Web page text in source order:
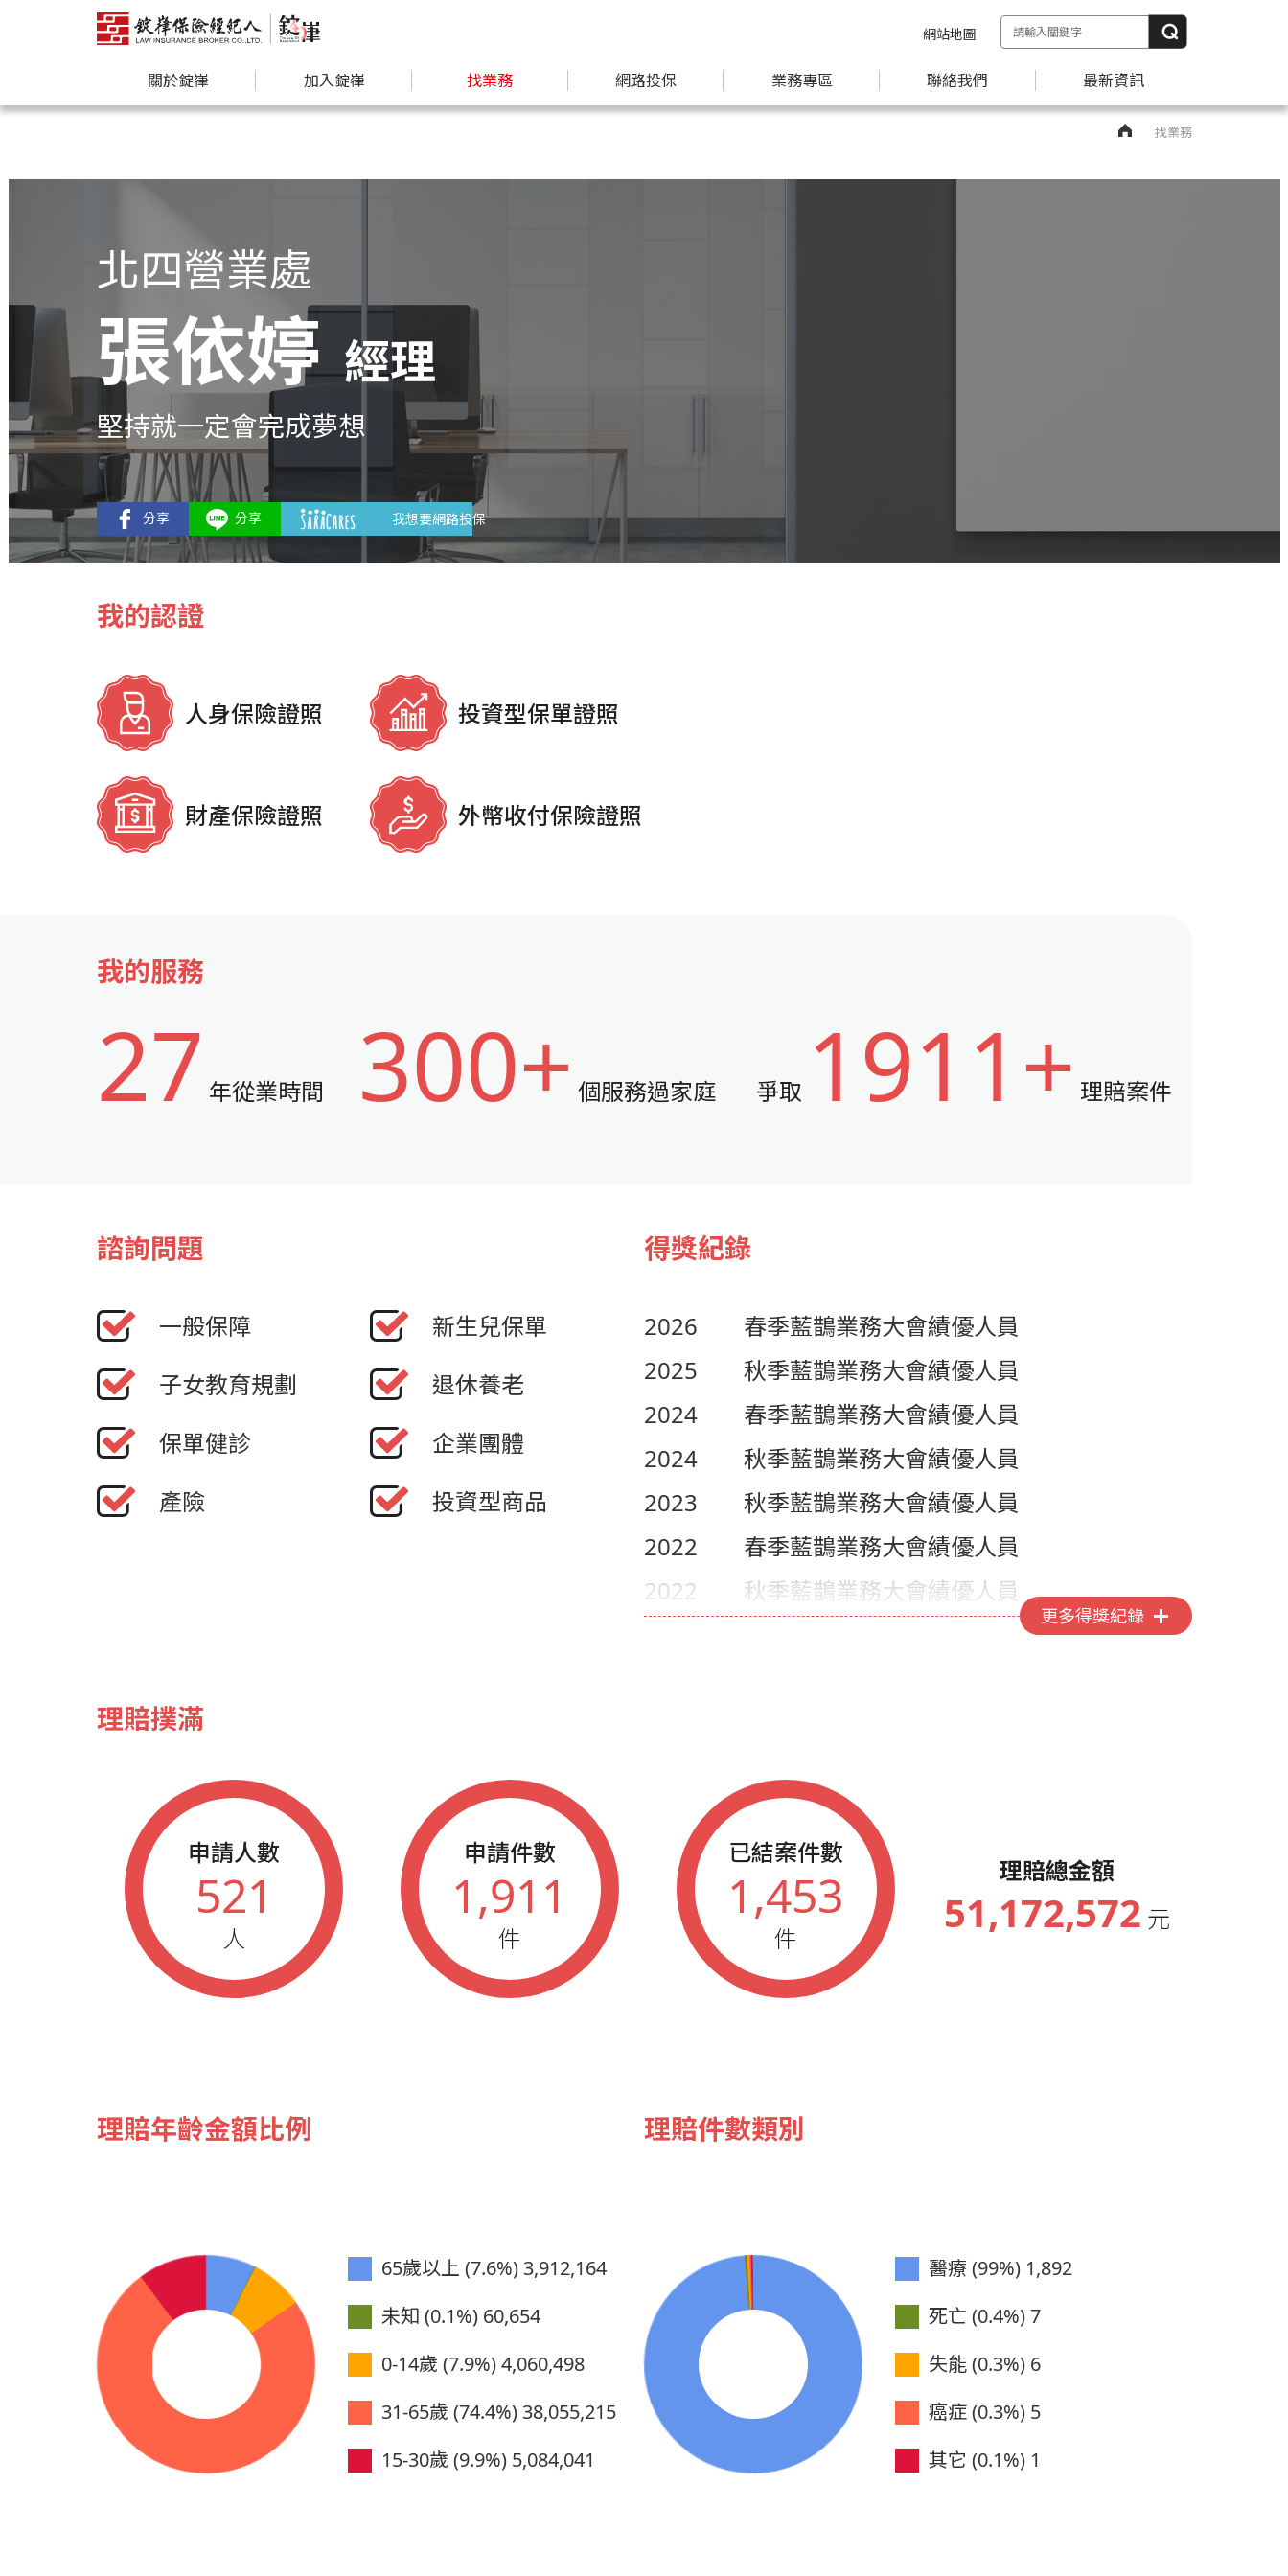
網站地圖
關於錠嵂 加入錠嵂 找業務 網路投保 業務專區 聯絡我們 最新資訊
找業務
北四營業處
張依婷 經理
堅持就一定會完成夢想
我想要網路投保
我的認證
人身保險證照 投資型保單證照
財產保險證照 外幣收付保險證照
我的服務
27 年從業時間 300+ 個服務過家庭 爭取 1911+ 理賠案件
諮詢問題
一般保障
新生兒保單
子女教育規劃
退休養老
保單健診
企業團體
產險
投資型商品
得獎紀錄
2026
春季藍鵲業務大會績優人員
2025
秋季藍鵲業務大會績優人員
2024
春季藍鵲業務大會績優人員
2024
秋季藍鵲業務大會績優人員
2023
秋季藍鵲業務大會績優人員
2022
春季藍鵲業務大會績優人員
2022
秋季藍鵲業務大會績優人員
藍鵲企業家榮譽會員
2019
春季藍鵲業務大會績優人員
2019
秋季藍鵲業務大會績優人員
2018
春季藍鵲業務大會績優人員
新力獎觀察會員(累計48次)
2016
秋季藍鵲業務大會績優人員
秋季藍鵲業務大會績優人員
2013
藍鵲企業家參加年會人員
2012
藍鵲企業家參加年會人員
2007
藍鵲企業家參加年會人員
2003
藍鵲企業家參加年會人員
藍鵲企業家參加年會人員
更多得獎紀錄
理賠撲滿
申請人數
521
人
申請件數
1,911
件
已結案件數
1,453
件
理賠總金額
51,172,572 元
理賠年齡金額比例
65歲以上 (7.6%) 3,912,164
未知 (0.1%) 60,654
0-14歲 (7.9%) 4,060,498
31-65歲 (74.4%) 38,055,215
15-30歲 (9.9%) 5,084,041
理賠件數類別
醫療 (99%) 1,892
死亡 (0.4%)7
失能 (0.3%) 6
癌症 (0.3%) 5
其它 (0.1%) 1